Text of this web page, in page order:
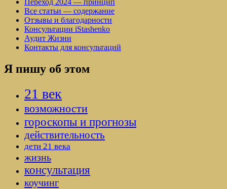
Переход 2024 — принцип
Все статьи — содержание
Отзывы и благодарности
Консультации iStashenko
Аудит Жизни
Контакты для консультаций
Я пишу об этом
21 век
возможности
гороскопы и прогнозы
действительность
дети 21 века
жизнь
консультация
коучинг